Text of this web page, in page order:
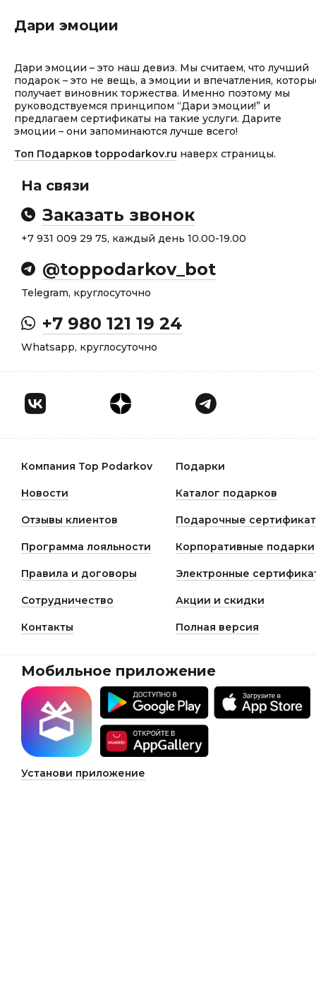
Дари эмоции
Дари эмоции – это наш девиз. Мы считаем, что лучший
подарок – это не вещь, а эмоции и впечатления,
получает виновник торжества. Именно поэтому мы
руководствуемся принципом “Дари эмоции!” и
предлагаем сертификаты на такие услуги. Дарите
эмоции – они запоминаются лучше всего!
Топ Подарков toppodarkov.ru наверх страницы.
На связи
Заказать звонок
+7 931 009 29 75, каждый день 10.00-19.00
@toppodarkov_bot
Telegram, круглосуточно
+7 980 121 19 24
Whatsapp, круглосуточно
Компания Top Podarkov Подарки
Новости Каталог подарков
Отзывы клиентов Подарочные
Программа лояльности Корпоративные подарки
Правила и договоры Электронные
Сотрудничество Акции и скидки
Контакты Полная версия
Мобильное приложение
Установи приложение